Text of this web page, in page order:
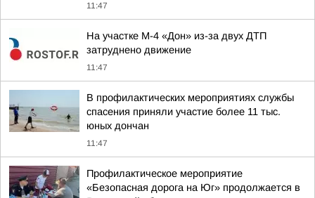
11:47
На участке М-4 «Дон» из-за двух ДТП
затруднено движение
11:47
В профилактических мероприятиях службы
спасения приняли участие более 11 тыс.
юных дончан
11:47
Профилактическое мероприятие
«Безопасная дорога на Юг» продолжается в